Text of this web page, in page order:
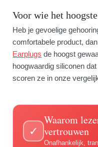
Voor wie het
Heb je gevoelige
comfortabele product,
Earplugs de hoogst
hoogwaardig siliconen
scoren ze in onze
✓
Waarom
vertrouwen
Onafhankelijk,